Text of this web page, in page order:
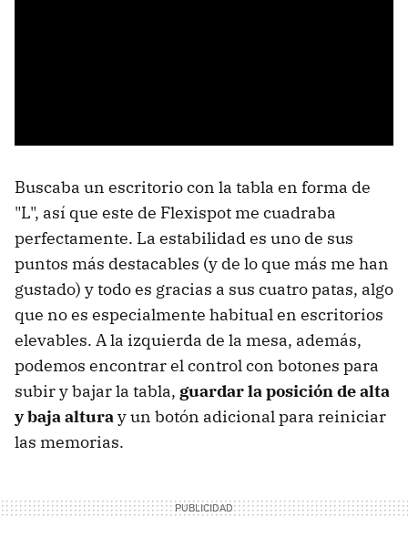
Buscaba un escritorio con la tabla en forma de
"L", así que este de Flexispot me cuadraba
perfectamente. La estabilidad es uno de sus
puntos más destacables (y de lo que más me han
gustado) y todo es gracias a sus cuatro patas, algo
que no es especialmente habitual en escritorios
elevables. A la izquierda de la mesa, además,
podemos encontrar el control con botones para
subir y bajar la tabla, guardar la posición de alta
y baja alturay un botón adicional para reiniciar
las memorias.